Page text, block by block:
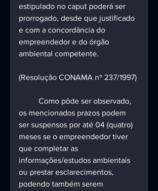
estipulado no caput poderá ser
prorrogado, desde que justificado
e com a concordância do
empreendedor e do órgão
ambiental competente.
(Resolução CONAMA nº 237/1997)
os mencionados prazos podem
ser suspensos por até 04 (quatro)
meses se o empreendedor tiver
que completar as
informações/estudos ambientais
ou prestar esclarecimentos,
podendo também serem